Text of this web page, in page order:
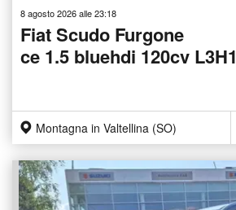
8 agosto 2026 alle 23:18
Fiat Scudo Furgone
ce 1.5 bluehdi 120cv L3H1
Montagna in Valtellina (SO)